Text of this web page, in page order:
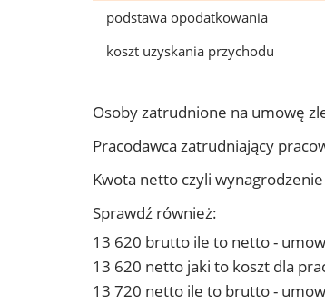
podstawa opodatkowania
koszt uzyskania przychodu
Osoby zatrudnione na umowę
Pracodawca zatrudniający
Kwota netto czyli
Sprawdź również:
13 620 brutto ile to netto -
13 620 netto jaki to koszt dla
13 720 netto ile to brutto -